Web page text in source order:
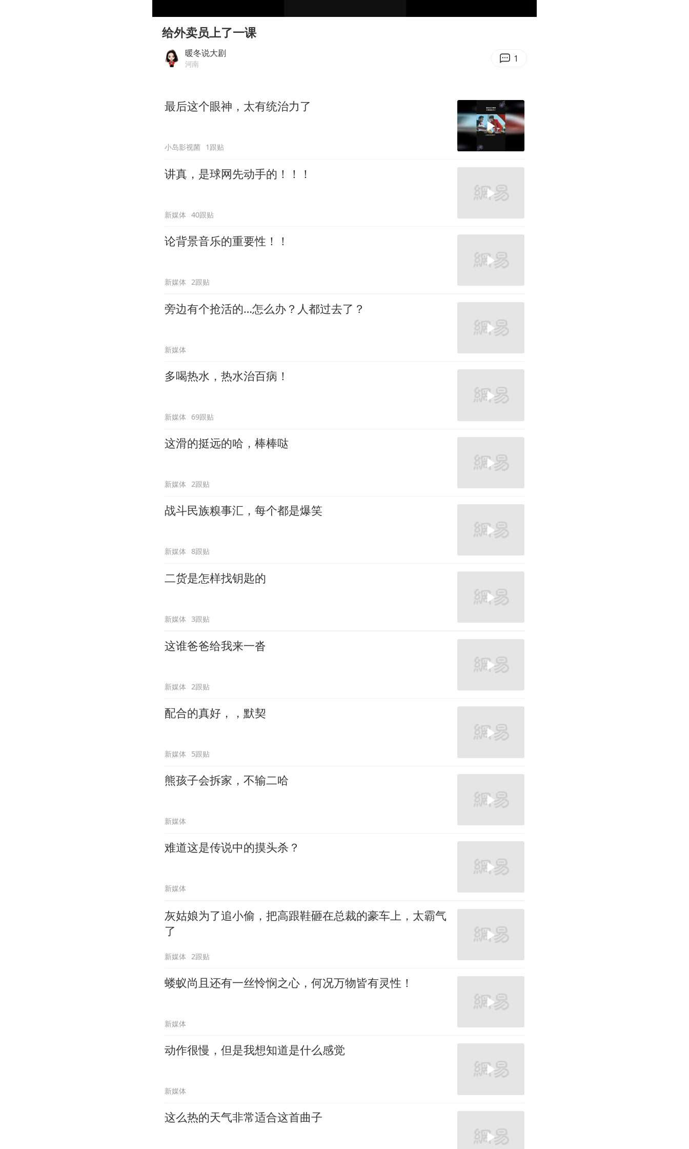
商场现钱学森巨幅海报 负责人回应
乐享全民健身 共筑健康中国
给外卖员上了一课
暖冬说大剧
河南 1
最后这个眼神，太有统治力了
小岛影视菌 1跟贴
讲真，是球网先动手的！！！
新媒体 40跟贴
论背景音乐的重要性！！
新媒体 2跟贴
旁边有个抢活的…怎么办？人都过去了？
新媒体
多喝热水，热水治百病！
新媒体 69跟贴
这滑的挺远的哈，棒棒哒
新媒体 2跟贴
战斗民族糗事汇，每个都是爆笑
新媒体 8跟贴
二货是怎样找钥匙的
新媒体 3跟贴
这谁爸爸给我来一沓
新媒体 2跟贴
配合的真好，，默契
新媒体 5跟贴
熊孩子会拆家，不输二哈
新媒体
难道这是传说中的摸头杀？
新媒体
灰姑娘为了追小偷，把高跟鞋砸在总裁的豪车上，太霸气
了
新媒体 2跟贴
蝼蚁尚且还有一丝怜悯之心，何况万物皆有灵性！
新媒体
动作很慢，但是我想知道是什么感觉
新媒体
这么热的天气非常适合这首曲子